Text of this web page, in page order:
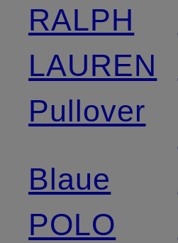
RALPH
LAUREN
Pullover
Blaue
POLO